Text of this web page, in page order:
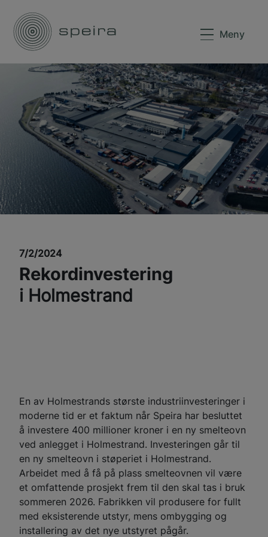
Meny
7/2/2024
Rekordinvestering
i Holmestrand
En av Holmestrands største industriinvesteringer i
moderne tid er et faktum når Speira har besluttet
å investere 400 millioner kroner i en ny smelteovn
ved anlegget i Holmestrand. Investeringen går til
en ny smelteovn i støperiet i Holmestrand.
Arbeidet med å få på plass smelteovnen vil være
et omfattende prosjekt frem til den skal tas i bruk
sommeren 2026. Fabrikken vil produsere for fullt
med eksisterende utstyr, mens ombygging og
installering av det nye utstyret pågår.